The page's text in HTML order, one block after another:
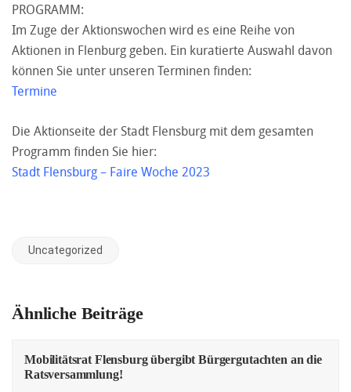
PROGRAMM:
Im Zuge der Aktionswochen wird es eine Reihe von
Aktionen in Flenburg geben. Ein kuratierte Auswahl davon
können Sie unter unseren Terminen finden:
Termine
Die Aktionseite der Stadt Flensburg mit dem gesamten
Programm finden Sie hier:
Stadt Flensburg – Faire Woche 2023
Uncategorized
Ähnliche Beiträge
Mobilitätsrat Flensburg übergibt Bürgergutachten an die
Ratsversammlung!